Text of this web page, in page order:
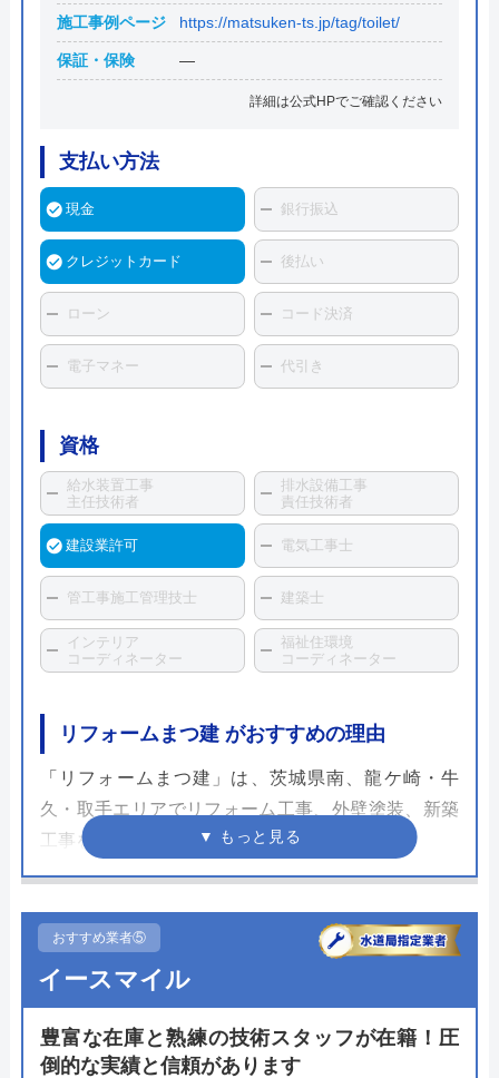
施工事例ページ https://matsuken-ts.jp/tag/toilet/
保証・保険 ―
詳細は公式HPでご確認ください
支払い方法
現金 銀行振込
クレジットカード 後払い
ローン コード決済
電子マネー 代引き
資格
給水装置工事
主任技術者
排水設備工事
責任技術者
建設業許可 電気工事士
管工事施工管理技士 建築士
インテリア
コーディネーター
福祉住環境
コーディネーター
リフォームまつ建 がおすすめの理由
「リフォームまつ建」は、茨城県南、龍ケ崎・牛
久・取手エリアでリフォーム工事、外壁塗装、新築
工事を行う会社です。
を徹底的に削減し、一流メーカー品を最大75％OFF
で提供するなど販売価格に還元しています。
写真を送るだけLINEで簡単概算見積もりができま
す。また、公式サイトで、条件を入力するとすぐに
おすすめ業者⑤
イースマイル
豊富な在庫と熟練の技術スタッフが在籍！圧
倒的な実績と信頼があります